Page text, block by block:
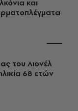
και
του Λιονέλ
68 ετών